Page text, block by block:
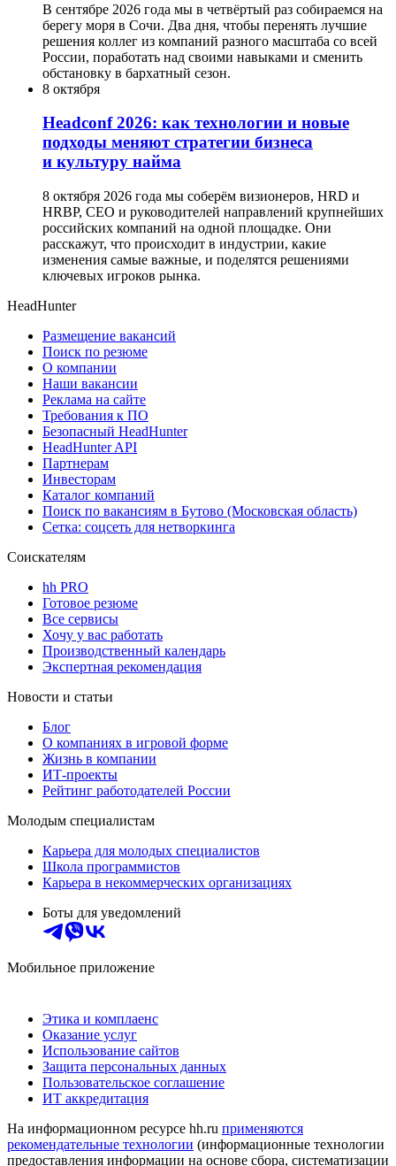
В сентябре 2026 года мы в четвёртый раз собираемся на
берегу моря в Сочи. Два дня, чтобы перенять лучшие
решения коллег из компаний разного масштаба со всей
России, поработать над своими навыками и сменить
обстановку в бархатный сезон.
8 октября
Headсonf 2026: как технологии и новые
подходы меняют стратегии бизнеса
и культуру найма
8 октября 2026 года мы соберём визионеров, HRD и
HRBP, СЕО и руководителей направлений крупнейших
российских компаний на одной площадке. Они
расскажут, что происходит в индустрии, какие
изменения самые важные, и поделятся решениями
ключевых игроков рынка.
HeadHunter
Размещение вакансий
Поиск по резюме
О компании
Наши вакансии
Реклама на сайте
Требования к ПО
Безопасный HeadHunter
HeadHunter API
Партнерам
Инвесторам
Каталог компаний
Поиск по вакансиям в Бутово (Московская область)
Сетка: соцсеть для нетворкинга
Соискателям
hh PRO
Готовое резюме
Все сервисы
Хочу у вас работать
Производственный календарь
Экспертная рекомендация
Новости и статьи
Блог
О компаниях в игровой форме
Жизнь в компании
ИТ-проекты
Рейтинг работодателей России
Молодым специалистам
Карьера для молодых специалистов
Школа программистов
Карьера в некоммерческих организациях
Боты для уведомлений
Мобильное приложение
Этика и комплаенс
Оказание услуг
Использование сайтов
Защита персональных данных
Пользовательское соглашение
ИТ аккредитация
На информационном ресурсе hh.ru применяются
рекомендательные технологии (информационные технологии
предоставления информации на основе сбора, систематизации